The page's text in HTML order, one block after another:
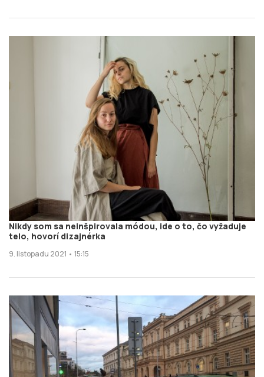
Nikdy som sa neinšpirovala módou, ide o to, čo vyžaduje
telo, hovorí dizajnérka
9. listopadu 2021 • 15:15